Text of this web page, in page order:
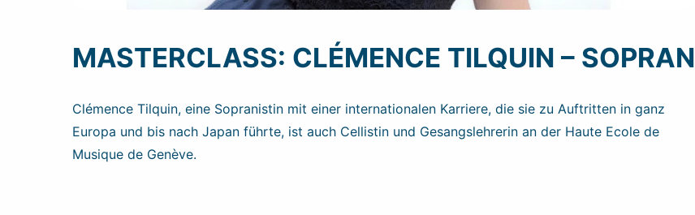
MASTERCLASS: CLÉMENCE TILQUIN – SOPRAN
Clémence Tilquin, eine Sopranistin mit einer internationalen Karriere, die sie zu Auftritten in ganz
Europa und bis nach Japan führte, ist auch Cellistin und Gesangslehrerin an der Haute Ecole de
Musique de Genève.